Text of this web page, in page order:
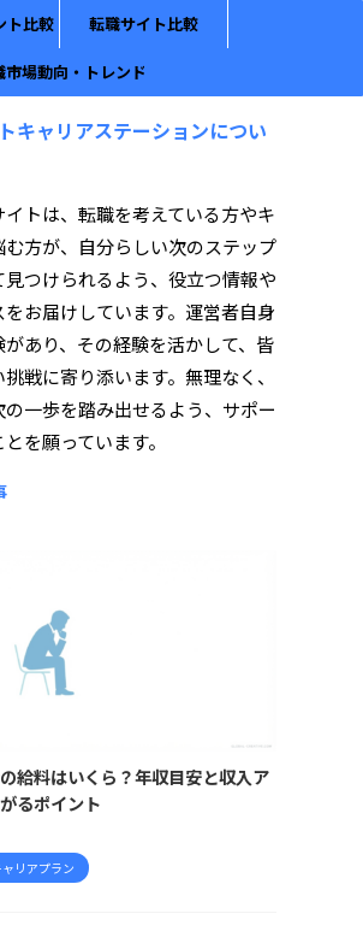
ト比較 転職サイト比較
市場動向・トレンド
キャリアステーションについ
イトは、転職を考えている方やキ
む方が、自分らしい次のステップ
見つけられるよう、役立つ情報や
をお届けしています。運営者自身
があり、その経験を活かして、皆
戦に寄り添います。無理なく、
の一歩を踏み出せるよう、サポー
を願っています。
給料はいくら？年収目安と収入ア
るポイント
リアプラン